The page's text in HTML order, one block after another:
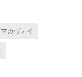
カヴォイ